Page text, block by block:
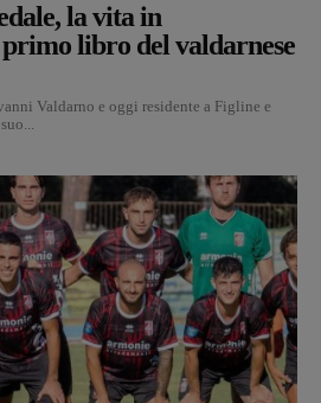
la vita in
libro del valdarnese
Valdarno e oggi residente a Figline e